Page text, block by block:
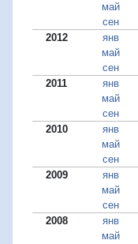
май
сен
2012
янв
май
сен
2011
янв
май
сен
2010
янв
май
сен
2009
янв
май
сен
2008
янв
май